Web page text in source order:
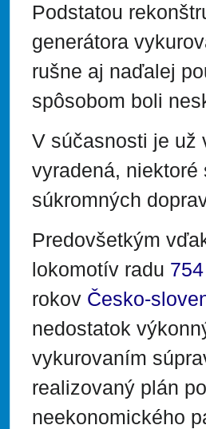
Podstatou
generátora
rušne aj naďalej
spôsobom boli
V súčasnosti je už
vyradená,
súkromných
Predovšetkým
lokomotív radu 754
rokov Česko-
nedostatok
vykurovaním
realizovaný plán
neekonomického